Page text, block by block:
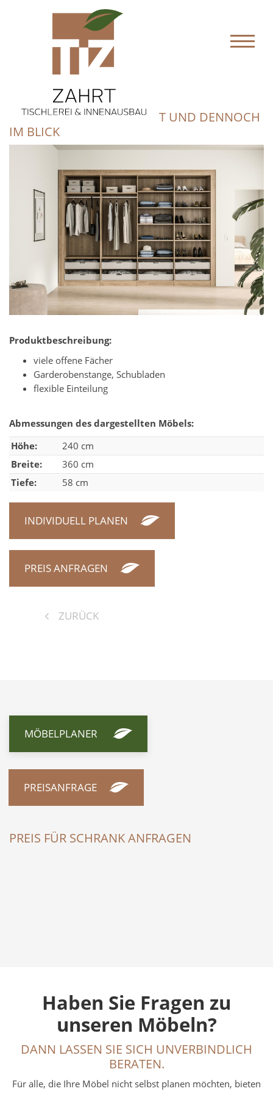
SCHRANK, ALLES VERSTAUT UND DENNOCH
IM BLICK
Produktbeschreibung:
viele offene Fächer
Garderobenstange, Schubladen
flexible Einteilung
Abmessungen des dargestellten Möbels:
Höhe:
240 cm
Breite:
360 cm
Tiefe:
58 cm
INDIVIDUELL PLANEN
PREIS ANFRAGEN
ZURÜCK
MÖBELPLANER
PREISANFRAGE
PREIS FÜR SCHRANK ANFRAGEN
Haben Sie Fragen zu
unseren Möbeln?
DANN LASSEN SIE SICH UNVERBINDLICH
BERATEN.
Für alle, die Ihre Möbel nicht selbst planen möchten, bieten